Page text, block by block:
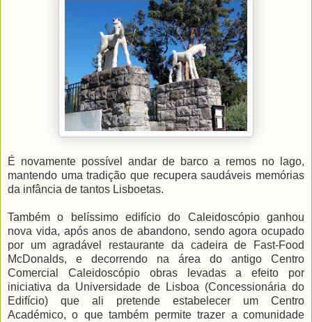
É novamente possível andar de barco a remos no lago,
mantendo uma tradição que recupera saudáveis memórias
da infância de tantos Lisboetas.
Também o belíssimo edifício do Caleidoscópio ganhou
nova vida, após anos de abandono, sendo agora ocupado
por um agradável restaurante da cadeira de Fast-Food
McDonalds, e decorrendo na área do antigo Centro
Comercial Caleidoscópio obras levadas a efeito por
iniciativa da Universidade de Lisboa (Concessionária do
Edifício) que ali pretende estabelecer um Centro
Académico, o que também permite trazer a comunidade